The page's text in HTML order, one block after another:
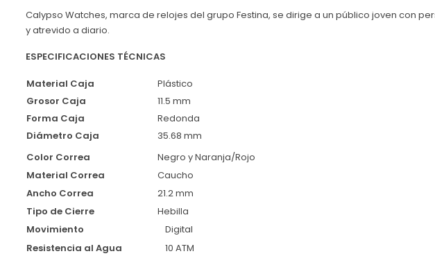
Calypso Watches, marca de relojes del grupo Festina, se dirige a un público joven con
y atrevido a diario.
ESPECIFICACIONES TÉCNICAS
Material Caja
Plástico
Grosor Caja
11.5 mm
Forma Caja
Redonda
Diámetro Caja
35.68 mm
Color Correa
Negro y Naranja/Rojo
Material Correa
Caucho
Ancho Correa
21.2 mm
Tipo de Cierre
Hebilla
Movimiento
Digital
Resistencia al Agua
10 ATM